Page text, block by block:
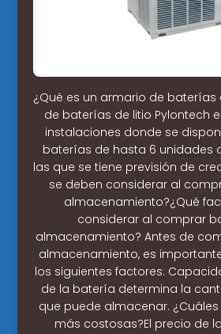
¿Qué es un armario de baterías
de baterías de litio Pylontech
instalaciones donde se
baterías de hasta 6 unidades
las que se tiene previsión de
se deben considerar al
almacenamiento?¿Qué
considerar al comprar
almacenamiento? Antes de
almacenamiento, es
los siguientes factores:
de la batería determina la
que puede almacenar.
más costosas?El precio de